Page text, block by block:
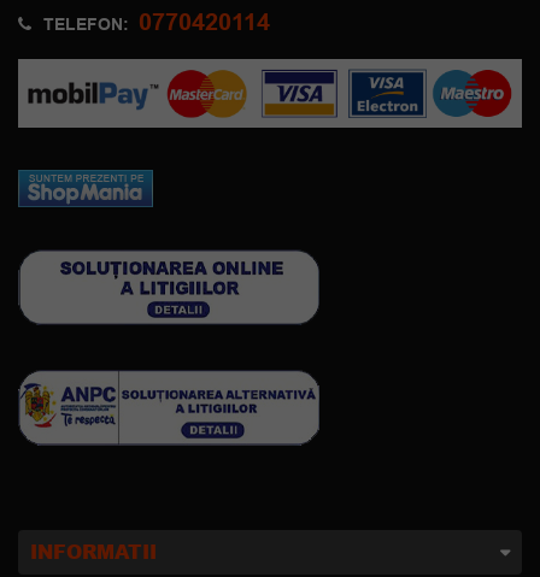
TELEFON: 0770420114
INFORMATII